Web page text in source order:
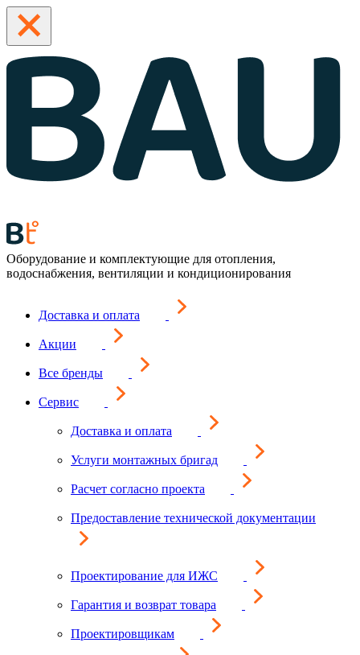
Оборудование и комплектующие для отопления,
водоснабжения, вентиляции и кондиционирования
Доставка и оплата
Акции
Все бренды
Сервис
Доставка и оплата
Услуги монтажных бригад
Расчет согласно проекта
Предоставление технической документации
Проектирование для ИЖС
Гарантия и возврат товара
Проектировщикам